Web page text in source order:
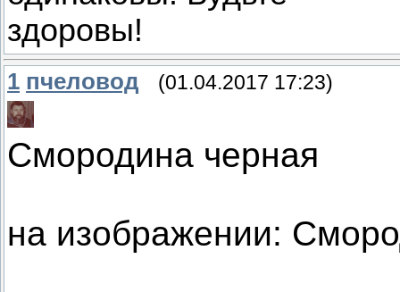
здоровы!
1 пчеловод (01.04.2017 17:23)
Смородина черная
на изображении: